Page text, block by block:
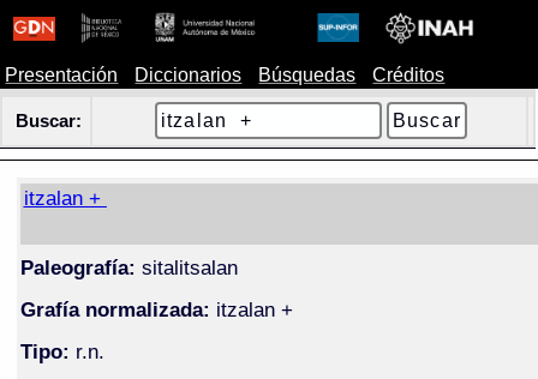
Presentación Diccionarios Búsquedas Créditos
Buscar:
itzalan +
Paleografía: sitalitsalan
Grafía normalizada: itzalan +
Tipo: r.n.